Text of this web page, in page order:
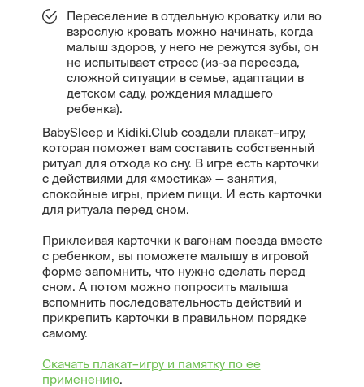
Переселение в отдельную кроватку или во
взрослую кровать можно начинать, когда
малыш здоров, у него не режутся зубы, он
не испытывает стресс (из-за переезда,
сложной ситуации в семье, адаптации в
детском саду, рождения младшего
ребенка).
BabySleep и Kidiki.Club создали плакат–игру,
которая поможет вам составить собственный
ритуал для отхода ко сну. В игре есть карточки
с действиями для «мостика» — занятия,
спокойные игры, прием пищи. И есть карточки
для ритуала перед сном.
Приклеивая карточки к вагонам поезда вместе
с ребенком, вы поможете малышу в игровой
форме запомнить, что нужно сделать перед
сном. А потом можно попросить малыша
вспомнить последовательность действий и
прикрепить карточки в правильном порядке
самому.
Скачать плакат–игру и памятку по ее
применению.